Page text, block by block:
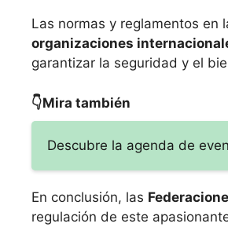
Las normas y reglamentos en
organizaciones
garantizar la seguridad y el
👇Mira también
Descubre la agenda de
En conclusión, las
regulación de este